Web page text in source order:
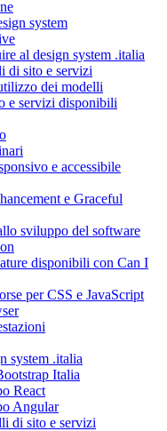
system
al design system .italia
di sito e servizi
dei modelli
e servizi disponibili
e accessibile
e Graceful
sviluppo del software
disponibili con Can I
per CSS e JavaScript
system .italia
Italia
React
Angular
di sito e servizi